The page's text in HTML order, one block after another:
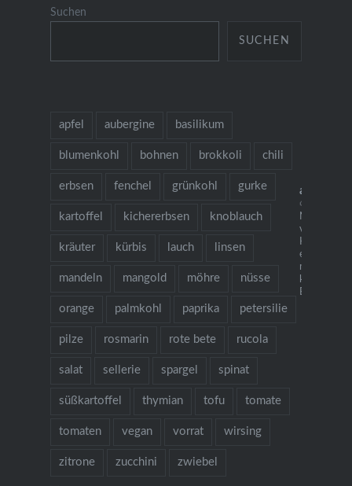
Suchen
SUCHEN
apfel aubergine basilikum
blumenkohl bohnen brokkoli chili
erbsen fenchel grünkohl gurke
kartoffel kichererbsen knoblauch
kräuter kürbis lauch linsen
mandeln mangold möhre nüsse
orange palmkohl paprika petersilie
pilze rosmarin rote bete rucola
salat sellerie spargel spinat
süßkartoffel thymian tofu tomate
tomaten vegan vorrat wirsing
zitrone zucchini zwiebel
🌱 grow
Neu: mein
Kochbuch
es gibt
mehr als
köstlichen
Bestellung